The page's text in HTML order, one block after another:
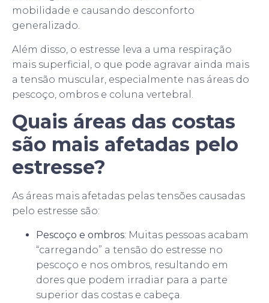
mobilidade e causando desconforto
generalizado.
Além disso, o estresse leva a uma respiração
mais superficial, o que pode agravar ainda mais
a tensão muscular, especialmente nas áreas do
pescoço, ombros e coluna vertebral.
Quais áreas das costas
são mais afetadas pelo
estresse?
As áreas mais afetadas pelas tensões causadas
pelo estresse são:
Pescoço e ombros: Muitas pessoas acabam
“carregando” a tensão do estresse no
pescoço e nos ombros, resultando em
dores que podem irradiar para a parte
superior das costas e cabeça.